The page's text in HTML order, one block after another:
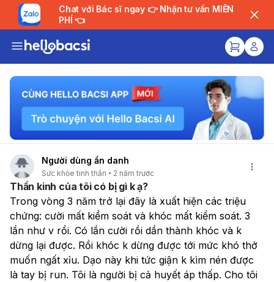
Chat với Bác sĩ ngay 👉 Nhận tư vấn MIỄN
PHÍ 👈
Người dùng ẩn danh
Sức khỏe tinh thần 2 năm trước
Thần kinh của tôi có bị gì k ạ?
Trong vòng 3 năm trở lại đây là xuất hiện các triệu
chứng: cười mất kiểm soát và khóc mất kiểm soát. 3
lần như v rồi. Có lần cười rồi dần thành khóc và k
dừng lại được. Rồi khóc k dừng được tới mức khó thở
muốn ngất xỉu. Dạo này khi tức giận k kìm nén được
là tay bị run. Tôi là người bị cả huyết áp thấp. Cho tôi